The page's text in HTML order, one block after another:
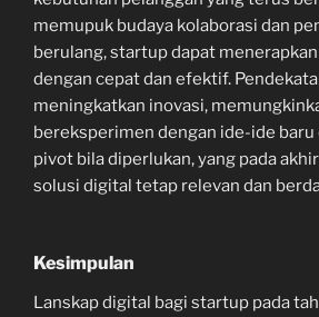
memupuk budaya kolaborasi dan
berulang, startup dapat
dengan cepat dan efektif.
meningkatkan inovasi,
bereksperimen dengan ide-ide baru
pivot bila diperlukan, yang pada
solusi digital tetap relevan dan
Kesimpulan
Lanskap digital bagi startup pada